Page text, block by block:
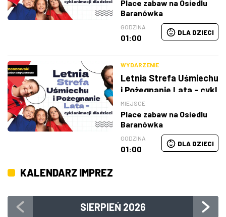
Place zabaw na Osiedlu
Baranówka
GODZINA
01:00
DLA DZIECI
WYDARZENIE
Letnia Strefa Uśmiechu
i Pożegnanie Lata - cykl
animacji dla dzieci
MIEJSCE
Place zabaw na Osiedlu
Baranówka
GODZINA
01:00
DLA DZIECI
KALENDARZ IMPREZ
SIERPIEŃ 2026